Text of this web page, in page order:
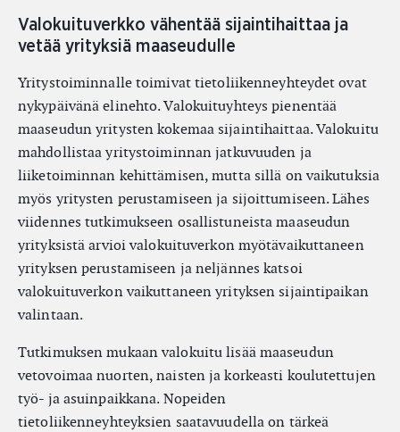
Valokuituverkko vähentää sijaintihaittaa ja
vetää yrityksiä maaseudulle
Yritystoiminnalle toimivat tietoliikenneyhteydet ovat
nykypäivänä elinehto. Valokuituyhteys pienentää
maaseudun yritysten kokemaa sijaintihaittaa. Valokuitu
mahdollistaa yritystoiminnan jatkuvuuden ja
liiketoiminnan kehittämisen, mutta sillä on vaikutuksia
myös yritysten perustamiseen ja sijoittumiseen. Lähes
viidennes tutkimukseen osallistuneista maaseudun
yrityksistä arvioi valokuituverkon myötävaikuttaneen
yrityksen perustamiseen ja neljännes katsoi
valokuituverkon vaikuttaneen yrityksen sijaintipaikan
valintaan.
Tutkimuksen mukaan valokuitu lisää maaseudun
vetovoimaa nuorten, naisten ja korkeasti koulutettujen
työ- ja asuinpaikkana. Nopeiden
tietoliikenneyhteyksien saatavuudella on tärkeä